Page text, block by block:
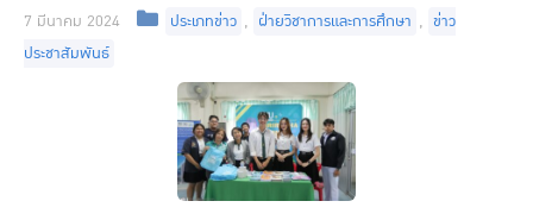
7 มีนาคม 2024 Categories
ประเภทข่าว , ฝ่ายวิชาการและการศึกษา , ข่าว
ประชาสัมพันธ์